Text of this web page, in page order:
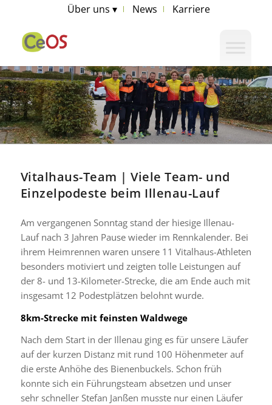
Über uns ▾ News Karriere
Vitalhaus-Team | Viele Team- und
Einzelpodeste beim Illenau-Lauf
Am vergangenen Sonntag stand der hiesige Illenau-
Lauf nach 3 Jahren Pause wieder im Rennkalender. Bei
ihrem Heimrennen waren unsere 11 Vitalhaus-Athleten
besonders motiviert und zeigten tolle Leistungen auf
der 8- und 13-Kilometer-Strecke, die am Ende auch mit
insgesamt 12 Podestplätzen belohnt wurde.
8km-Strecke mit feinsten Waldwege
Nach dem Start in der Illenau ging es für unsere Läufer
auf der kurzen Distanz mit rund 100 Höhenmeter auf
die erste Anhöhe des Bienenbuckels. Schon früh
konnte sich ein Führungsteam absetzen und unser
sehr schneller Stefan Janßen musste nur einen Läufer